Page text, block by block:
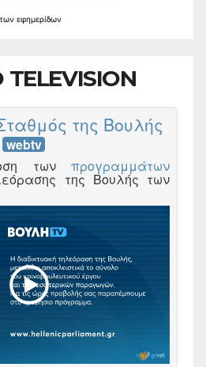
των εφημερίδων
TELEVISION